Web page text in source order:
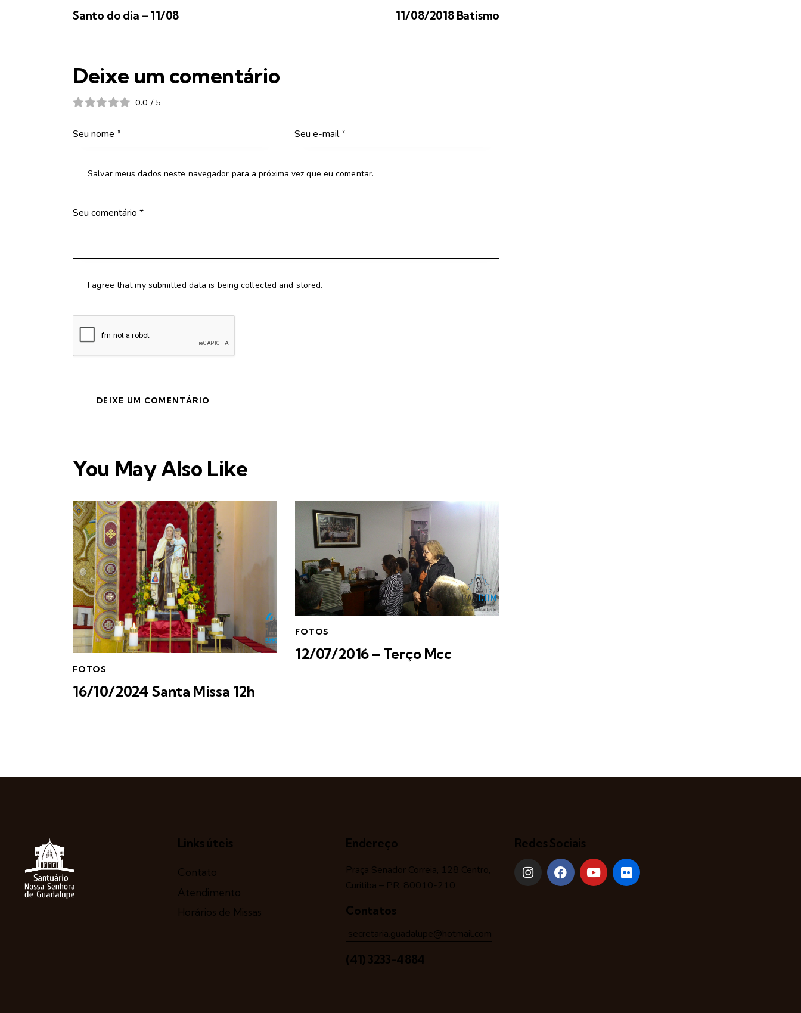
Santo do dia – 11/08 11/08/2018 Batismo
Deixe um comentário
0.0 / 5
Salvar meus dados neste navegador para a próxima vez que eu comentar.
I agree that my submitted data is being collected and stored.
You May Also Like
FOTOS
16/10/2024 Santa Missa 12h
FOTOS
12/07/2016 – Terço Mcc
Links úteis
Contato
Atendimento
Horários de Missas
Endereço
Praça Senador Correia, 128 Centro,
Curitiba – PR, 80010-210
Contatos
secretaria.guadalupe@hotmail.com
(41) 3233-4884
Redes Sociais